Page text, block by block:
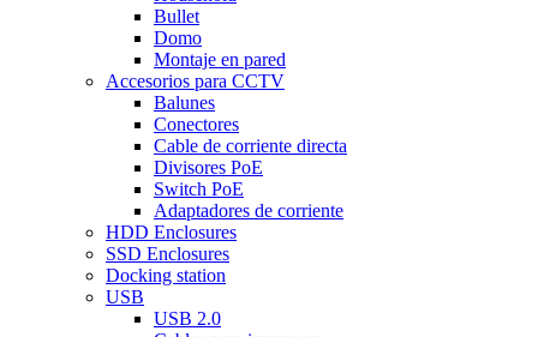
Bullet
Domo
Montaje en pared
Accesorios para CCTV
Balunes
Conectores
Cable de corriente directa
Divisores PoE
Switch PoE
Adaptadores de corriente
HDD Enclosures
SSD Enclosures
Docking station
USB
USB 2.0